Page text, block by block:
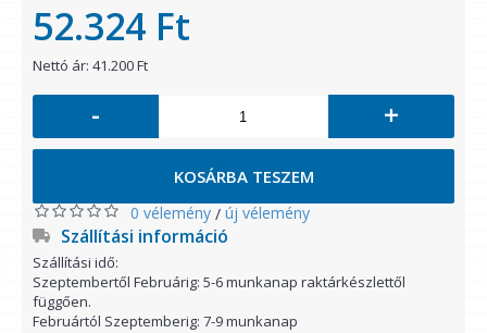
52.324 Ft
Nettó ár: 41.200 Ft
- +
KOSÁRBA TESZEM
0 vélemény / új vélemény
Szállítási információ
Szállítási idő:
Szeptembertől Februárig: 5-6 munkanap raktárkészlettől
függően.
Februártól Szeptemberig: 7-9 munkanap